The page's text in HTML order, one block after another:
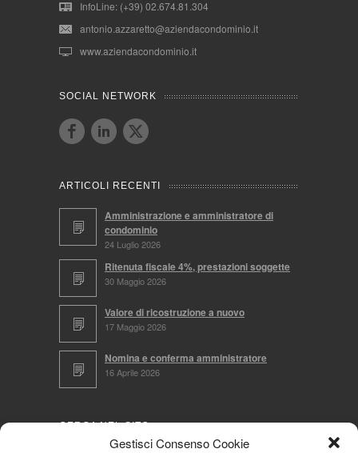
Gestisci Consenso Cookie
InfoLine: (+39) 02.674.81.304
antonio.azzaretto@aziendacondominio.it
www.aziendacondominio.it
SOCIAL NETWORK
ARTICOLI RECENTI
Amministrazione e amministratore di
condominio
24 Luglio 2026
Ritenuta fiscale 4%, prestazioni soggette
30 Maggio 2026
Valore di ricostruzione a nuovo
17 Maggio 2026
Nomina e conferma amministratore
16 Aprile 2026
CERCA NEL SITO